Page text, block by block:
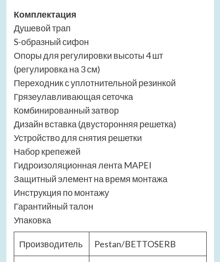
Комплектация
Душевой трап
S-образный сифон
Опоры для регулировки высоты 4 шт
(регулировка на 3 см)
Переходник с уплотнительной резинкой
Грязеулавливающая сеточка
Комбинированный затвор
Дизайн вставка (двусторонняя решетка)
Устройство для снятия решетки
Набор крепежей
Гидроизоляционная лента MAPEI
Защитный элемент на время монтажа
Инструкция по монтажу
Гарантийный талон
Упаковка
Производитель Pestan/BETTOSERB